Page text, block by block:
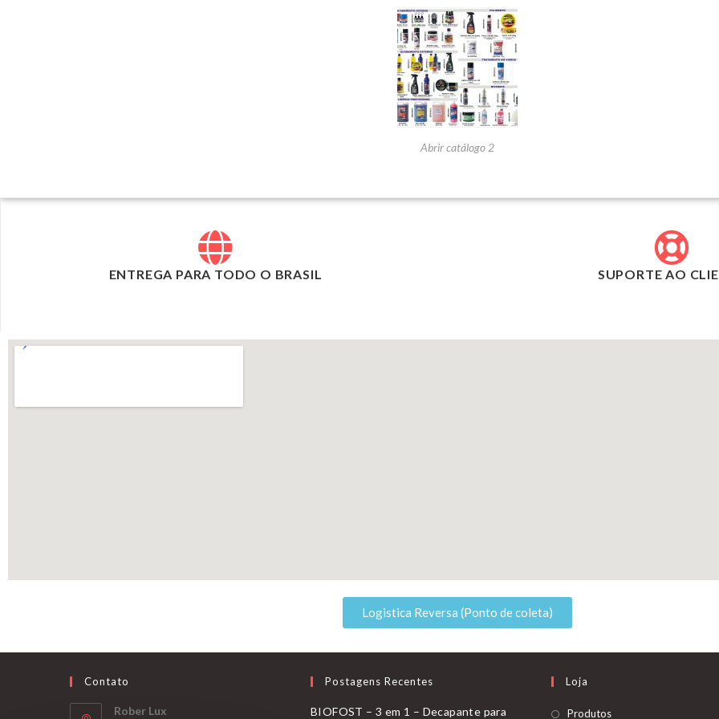
Abrir catálogo 2
ENTREGA PARA TODO O BRASIL SUPORTE AO
Logistica Reversa (Ponto de coleta)
Contato
Rober Lux
Postagens Recentes
BIOFOST – 3 em 1 – Decapante para
Loja
Produtos